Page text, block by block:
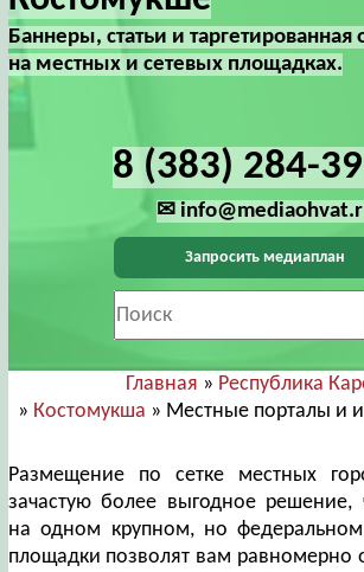
Баннеры, статьи и
на местных и сетевых площадках.
8 (383) 284-
✉
Запросить медиаплан
Главная » Республика
» Костомукша » Местные порталы и
Размещение по сетке местных
зачастую более выгодное
на одном крупном, но
площадки позволят вам равномерно